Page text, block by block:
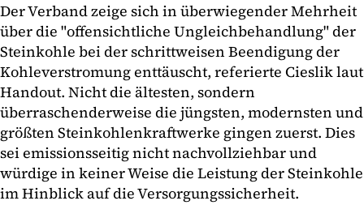
Der Verband zeige sich in überwiegender Mehrheit
über die "offensichtliche Ungleichbehandlung" der
Steinkohle bei der schrittweisen Beendigung der
Kohleverstromung enttäuscht, referierte Cieslik laut
Handout. Nicht die ältesten, sondern
überraschenderweise die jüngsten, modernsten und
größten Steinkohlenkraftwerke gingen zuerst. Dies
sei emissionsseitig nicht nachvollziehbar und
würdige in keiner Weise die Leistung der Steinkohle
im Hinblick auf die Versorgungssicherheit.